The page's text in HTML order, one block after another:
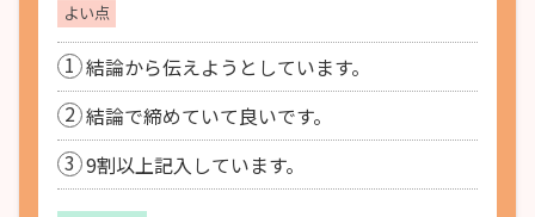
よい点
1 結論から伝えようとしています。
2 結論で締めていて良いです。
3 9割以上記入しています。